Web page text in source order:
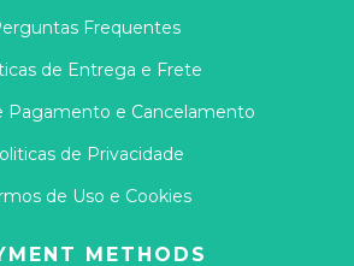
Frequentes
de Entrega e Frete
Pagamento e Cancelamento
de Privacidade
de Uso e Cookies
METHODS